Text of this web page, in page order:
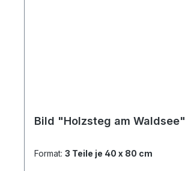
Bild "Holzsteg am Waldsee"
Format: 3 Teile je 40 x 80 cm